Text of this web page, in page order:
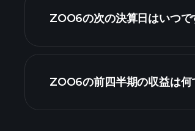
ZOO6の次の決算日はいつで
カレンダー
ZOO6の前四半期の収益は何